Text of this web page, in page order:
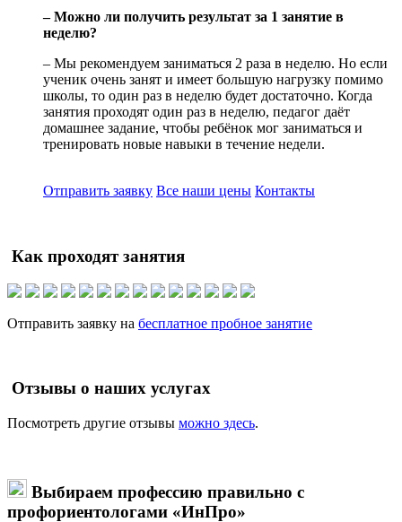
– Можно ли получить результат за 1 занятие в
неделю?
– Мы рекомендуем заниматься 2 раза в неделю. Но если
ученик очень занят и имеет большую нагрузку помимо
школы, то один раз в неделю будет достаточно. Когда
занятия проходят один раз в неделю, педагог даёт
домашнее задание, чтобы ребёнок мог заниматься и
тренировать новые навыки в течение недели.
Отправить заявку Все наши цены Контакты
Как проходят занятия
Отправить заявку на бесплатное пробное занятие
Отзывы о наших услугах
Посмотреть другие отзывы можно здесь.
Выбираем профессию правильно с
профориентологами «ИнПро»